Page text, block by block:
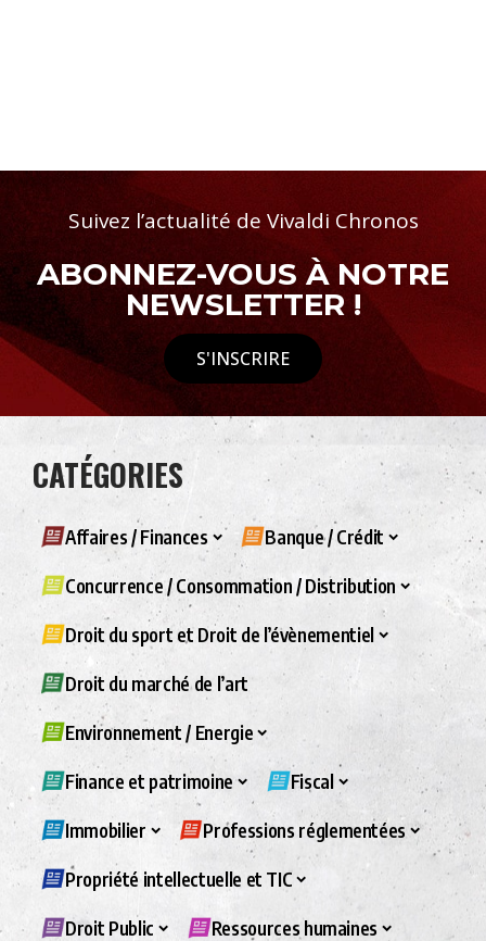
Suivez l’actualité de Vivaldi Chronos
ABONNEZ-VOUS À NOTRE
NEWSLETTER !
S'INSCRIRE
CATÉGORIES
Affaires / Finances Banque / Crédit
Concurrence / Consommation / Distribution
Droit du sport et Droit de l’évènementiel
Droit du marché de l’art
Environnement / Energie
Finance et patrimoine Fiscal
Immobilier Professions réglementées
Propriété intellectuelle et TIC
Droit Public Ressources humaines